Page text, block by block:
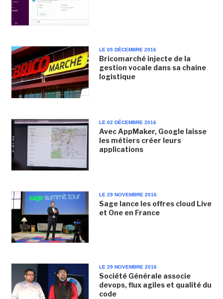
LE 05 DÉCEMBRE 2016
Bricomarché injecte de la
gestion vocale dans sa chaine
logistique
LE 02 DÉCEMBRE 2016
Avec AppMaker, Google laisse
les métiers créer leurs
applications
LE 29 NOVEMBRE 2016
Sage lance les offres cloud Live
et One en France
LE 29 NOVEMBRE 2016
Société Générale associe
devops, flux agiles et qualité du
code